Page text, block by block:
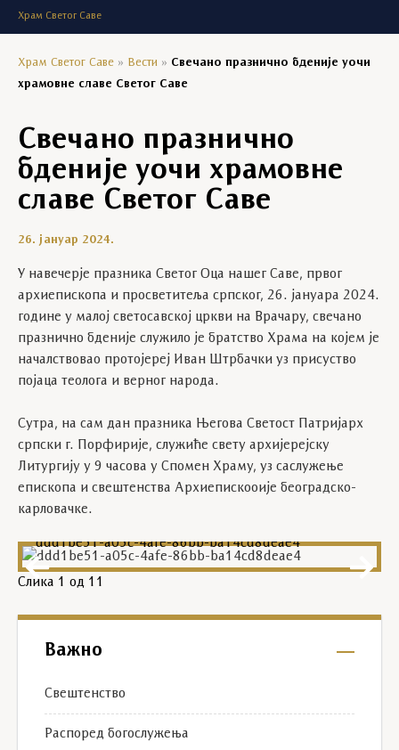
Храм Светог Саве
Храм Светог Саве » Вести » Свечано празнично бденије уочи
храмовне славе Светог Саве
Свечано празнично
бденије уочи храмовне
славе Светог Саве
26. јануар 2024.
У навечерје празника Светог Оца нашег Саве, првог
архиепископа и просветитеља српског, 26. јануара 2024.
године у малој светосавској цркви на Врачару, свечано
празнично бденије служило је братство Храма на којем је
началствовао протојереј Иван Штрбачки уз присуство
појаца теолога и верног народа.
Сутра, на сам дан празника Његова Светост Патријарх
српски г. Порфирије, служиће свету архијерејску
Литургију у 9 часова у Спомен Храму, уз саслужење
епископа и свештенства Архиепискооије београдско-
карловачке.
ddd1be51-a05c-4afe-86bb-ba14cd8deae4
Слика 1 од 11
Важно
Свештенство
Распоред богослужења